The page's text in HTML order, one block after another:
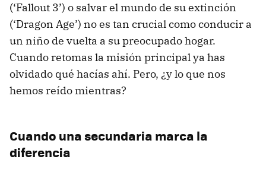
(‘Fallout 3’) o salvar el mundo de su extinción
(‘Dragon Age’) no es tan crucial como conducir a
un niño de vuelta a su preocupado hogar.
Cuando retomas la misión principal ya has
olvidado qué hacías ahí. Pero, ¿y lo que nos
hemos reído mientras?
Cuando una secundaria marca la
diferencia